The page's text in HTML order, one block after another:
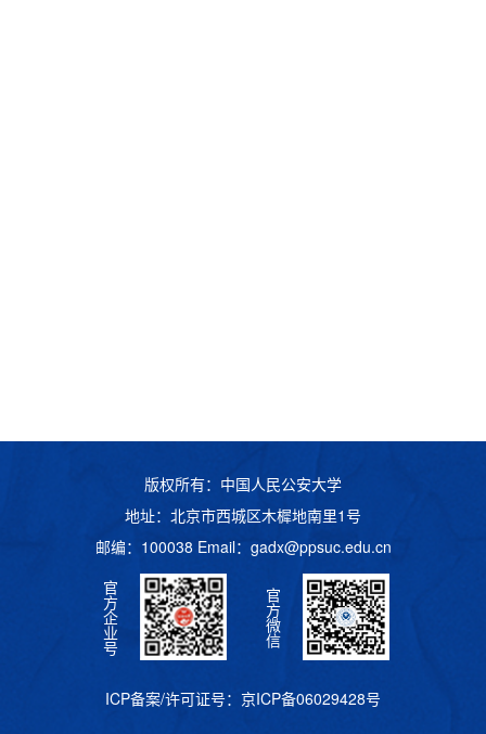
版权所有：中国人民公安大学
地址：北京市西城区木樨地南里1号
邮编：100038 Email： gadx@ppsuc.edu.cn
官
方
企
业
号
官
方
微
信
ICP备案/许可证号： 京ICP备06029428号